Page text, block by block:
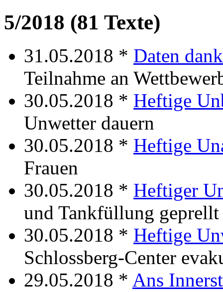
5/2018 (81 Texte)
31.05.2018 * Daten
Teilnahme an
30.05.2018 * Heftige
Unwetter dauern
30.05.2018 * Heftige
Frauen
30.05.2018 * Heftiger
und Tankfüllung geprellt
30.05.2018 * Heftige
Schlossberg-Center
29.05.2018 * Ans